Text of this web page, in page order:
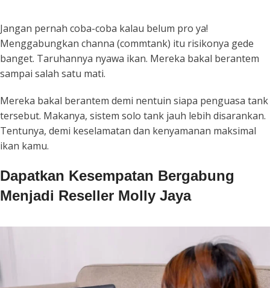
Jangan pernah coba-coba kalau belum pro ya!
Menggabungkan channa (commtank) itu risikonya gede
banget. Taruhannya nyawa ikan. Mereka bakal berantem
sampai salah satu mati.
Mereka bakal berantem demi nentuin siapa penguasa tank
tersebut. Makanya, sistem solo tank jauh lebih disarankan.
Tentunya, demi keselamatan dan kenyamanan maksimal
ikan kamu.
Dapatkan Kesempatan Bergabung
Menjadi Reseller Molly Jaya